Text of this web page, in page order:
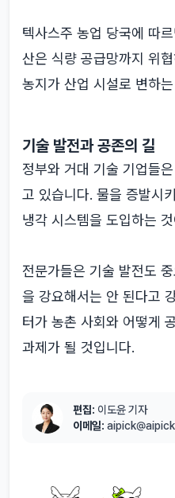
텍사스주 농업 당국에 따
산은 식량 공급망까지 위
농지가 산업 시설로 변하
기술 발전과 공존의 길
정부와 거대 기술 기업들
고 있습니다. 물을 증발시
냉각 시스템을 도입하는
전문가들은 기술 발전도
을 강요해서는 안 된다고
터가 농촌 사회와 어떻게
과제가 될 것입니다.
편집: 이도윤 기자
이메일: